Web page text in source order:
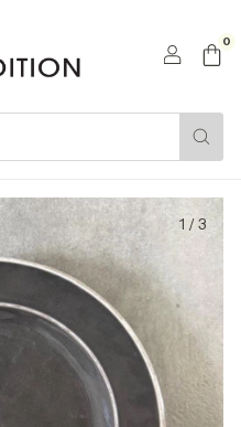
0
1 /3